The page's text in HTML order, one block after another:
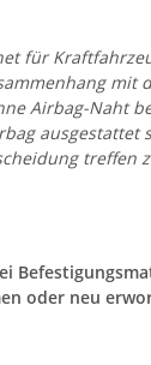
für
mit
Airbag-Naht
treffen
oder neu